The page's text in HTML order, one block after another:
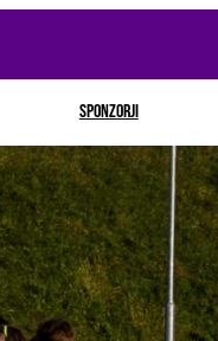
sponzorji